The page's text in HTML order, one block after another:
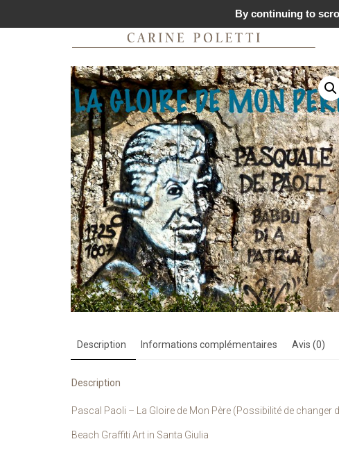
Description Informations complémentaires Avis (0)
Description
Pascal Paoli – La Gloire de Mon Père (Possibilité de changer
Beach Graffiti Art in Santa Giulia
By continuing to